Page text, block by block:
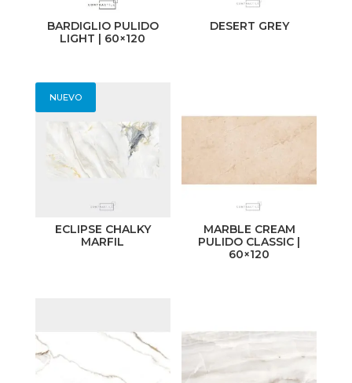
BARDIGLIO PULIDO
LIGHT | 60×120
DESERT GREY
NUEVO
ECLIPSE CHALKY
MARFIL
MARBLE CREAM
PULIDO CLASSIC |
60×120